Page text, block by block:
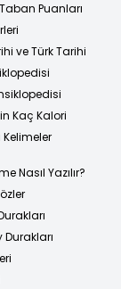
Puanları
ve Türk Tarihi
Kaç Kalori
Kelimeler
Nasıl Yazılır?